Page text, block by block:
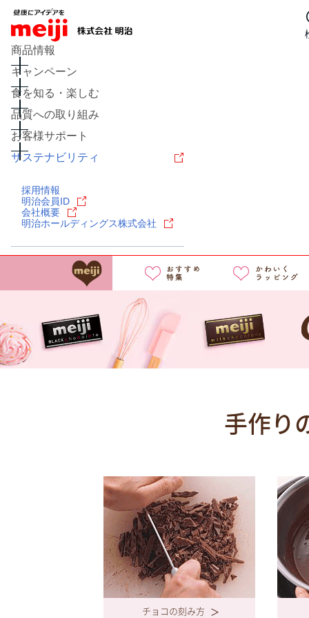
商品情報
キャンペーン
食を知る・楽しむ
品質への取り組み
お客様サポート
サステナビリティ
採用情報
明治会員ID
会社概要
明治ホールディングス株式会社
手作り
チョコの刻み方